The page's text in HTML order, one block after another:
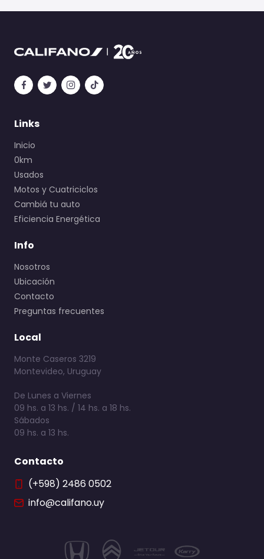
Links
Inicio
0km
Usados
Motos y Cuatriciclos
Cambiá tu auto
Eficiencia Energética
Info
Nosotros
Ubicación
Contacto
Preguntas frecuentes
Local
Monte Caseros 3219
Montevideo, Uruguay
De Lunes a Viernes
09 hs. a 13 hs. / 14 hs. a 18 hs.
Sábados
09 hs. a 13 hs.
Contacto
(+598) 2486 0502
info@califano.uy